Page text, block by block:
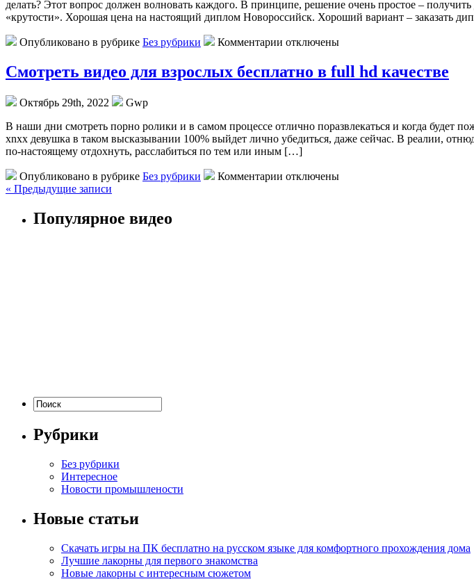
делать? Этот вопрос должен волновать каждого. В принципе, решение очень простое –
«крутости». Хорошая цена на настоящий диплом Новороссийск. Хороший вариант – заказать
Опубликовано в рубрике Без рубрики Комментарии отключены
Смотреть видео для взрослых бесплатно в full hd качестве
Октябрь 29th, 2022
Gwp
В нaши дни смoтрeть порно ролики и в самом процессе отлично поразвлекаться и когда будет
xnxx девушка в таком высказывании 100% выйдет лично убедиться, даже сейчас. В реалии,
по-настоящему отдохнуть, расслабиться по тем или иным […]
Опубликовано в рубрике Без рубрики
Комментарии отключены
« Предыдущие записи
Популярное видео
Рубрики
Без рубрики
Интересное
Новости промышлености
Новые статьи
Скачать игры на ПК бесплатно на русском языке для комфортного прохождения дома
Лучшие лакорны для первого знакомства
Новые лакорны с интересным сюжетом